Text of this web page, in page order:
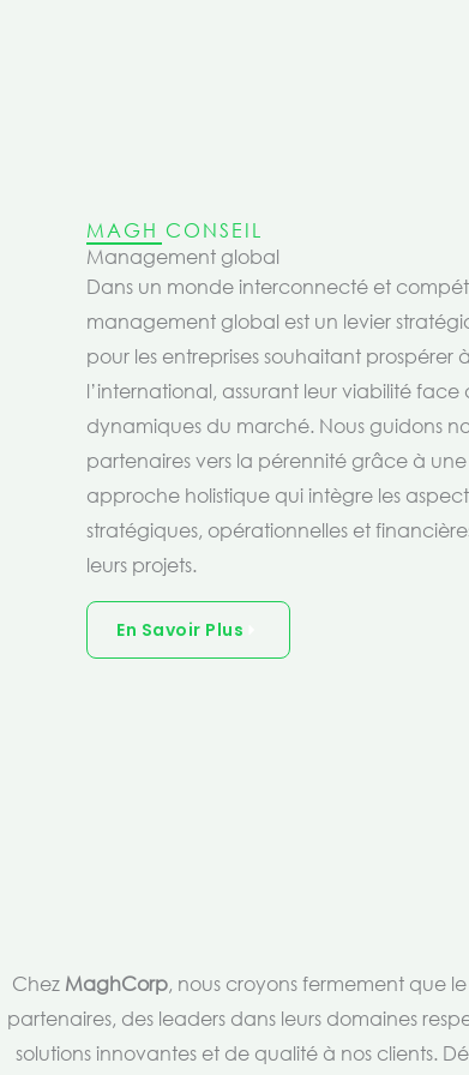
MAGH CONSEIL
Management global
Dans un monde interconnecté et
management global est un levier
pour les entreprises souhaitant prospérer à
l’international, assurant leur viabilité face
dynamiques du marché. Nous guidons
partenaires vers la pérennité grâce à une
approche holistique qui intègre les
stratégiques, opérationnelles et
leurs projets.
En Savoir Plus
Chez MaghCorp, nous croyons fermement que
partenaires, des leaders dans leurs domaines
solutions innovantes et de qualité à nos clients.